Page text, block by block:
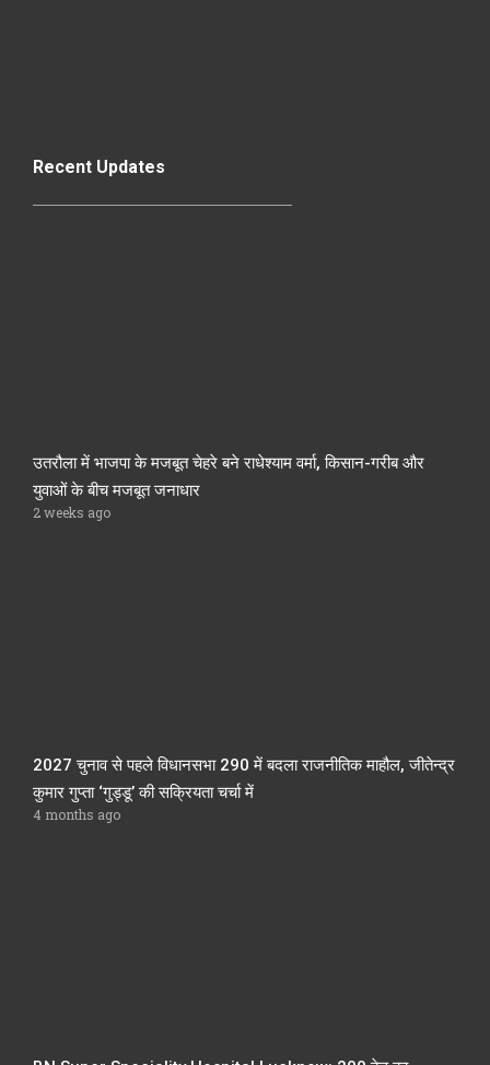
Recent Updates
उतरौला में भाजपा के मजबूत चेहरे बने राधेश्याम वर्मा, किसान-गरीब और
युवाओं के बीच मजबूत जनाधार
2 weeks ago
2027 चुनाव से पहले विधानसभा 290 में बदला राजनीतिक माहौल, जीतेन्द्र
कुमार गुप्ता ‘गुड्डू’ की सक्रियता चर्चा में
4 months ago